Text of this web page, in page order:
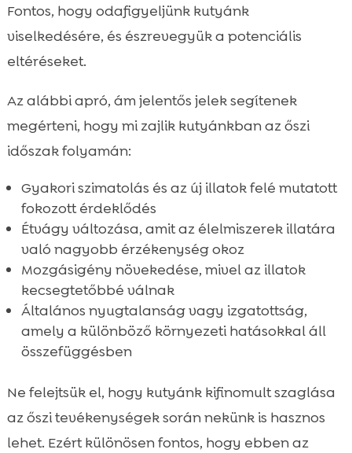
Fontos, hogy odafigyeljünk kutyánk
viselkedésére, és észrevegyük a potenciális
eltéréseket.
Az alábbi apró, ám jelentős jelek segítenek
megérteni, hogy mi zajlik kutyánkban az őszi
időszak folyamán:
Gyakori szimatolás és az új illatok felé mutatott
fokozott érdeklődés
Étvágy változása, amit az élelmiszerek illatára
való nagyobb érzékenység okoz
Mozgásigény növekedése, mivel az illatok
kecsegtetőbbé válnak
Általános nyugtalanság vagy izgatottság,
amely a különböző környezeti hatásokkal áll
összefüggésben
Ne felejtsük el, hogy kutyánk kifinomult szaglása
az őszi tevékenységek során nekünk is hasznos
lehet. Ezért különösen fontos, hogy ebben az